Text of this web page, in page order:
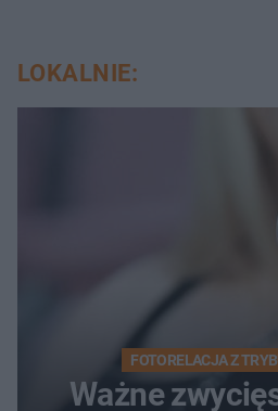
LOKALNIE:
FOTORELACJA Z
Ważne